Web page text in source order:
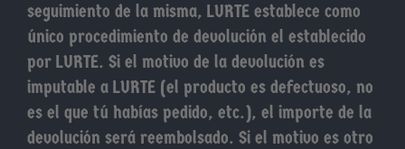
seguimiento de la misma, LURTE establece como
único procedimiento de devolución el establecido
por LURTE. Si el motivo de la devolución es
imputable a LURTE (el producto es defectuoso, no
es el que tú habías pedido, etc.), el importe de la
devolución será reembolsado. Si el motivo es otro